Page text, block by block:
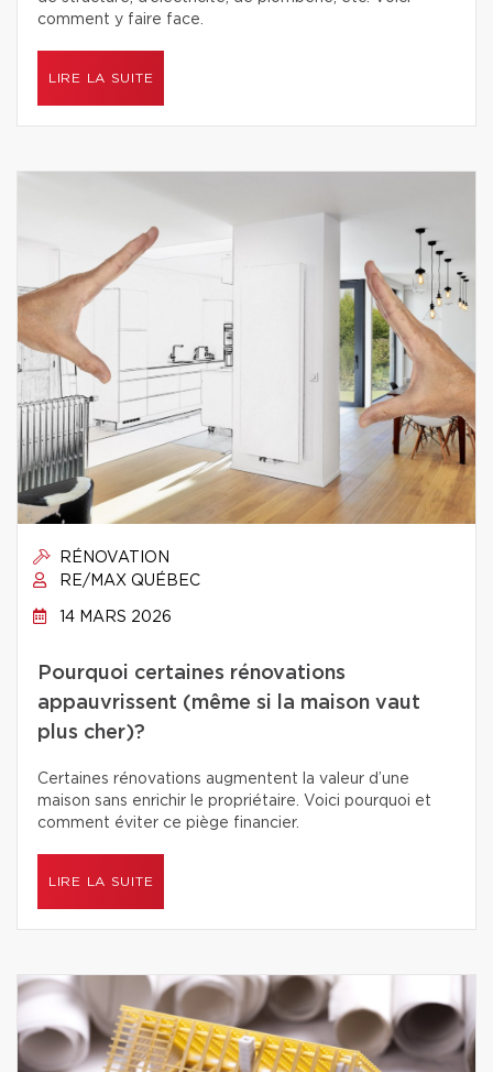
comment y faire face.
LIRE LA SUITE
RÉNOVATION
RE/MAX QUÉBEC
14 MARS 2026
Pourquoi certaines rénovations
appauvrissent (même si la maison vaut
plus cher)?
Certaines rénovations augmentent la valeur d’une
maison sans enrichir le propriétaire. Voici pourquoi et
comment éviter ce piège financier.
LIRE LA SUITE